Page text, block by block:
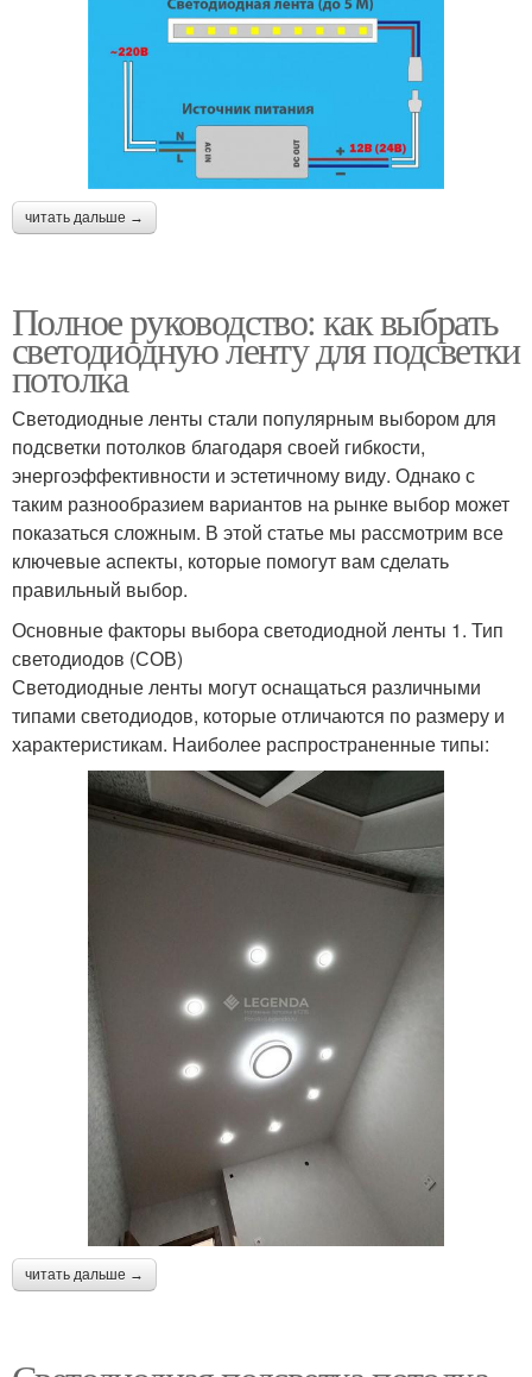
читать дальше →
Полное руководство: как выбрать
светодиодную ленту для подсветки
потолка
Светодиодные ленты стали популярным выбором для
подсветки потолков благодаря своей гибкости,
энергоэффективности и эстетичному виду. Однако с
таким разнообразием вариантов на рынке выбор может
показаться сложным. В этой статье мы рассмотрим все
ключевые аспекты, которые помогут вам сделать
правильный выбор.
Основные факторы выбора светодиодной ленты 1. Тип
светодиодов (СОВ)
Светодиодные ленты могут оснащаться различными
типами светодиодов, которые отличаются по размеру и
характеристикам. Наиболее распространенные типы:
читать дальше →